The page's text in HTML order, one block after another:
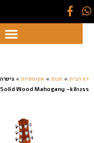
דף הבית » חנות » אקוסטיות »
Solid Wood Mahogany -k812ss